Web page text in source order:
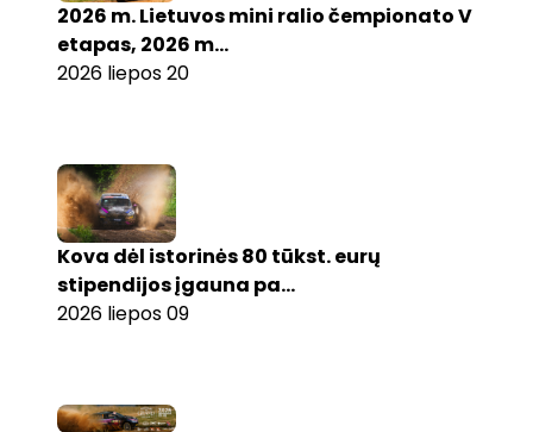
2026 m. Lietuvos mini ralio čempionato V
etapas, 2026 m...
2026 liepos 20
Kova dėl istorinės 80 tūkst. eurų
stipendijos įgauna pa...
2026 liepos 09